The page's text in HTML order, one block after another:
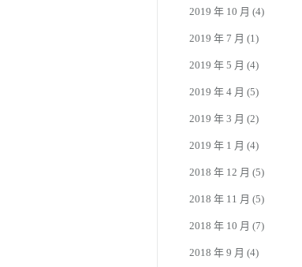
2019 年 10 月 (4)
2019 年 7 月 (1)
2019 年 5 月 (4)
2019 年 4 月 (5)
2019 年 3 月 (2)
2019 年 1 月 (4)
2018 年 12 月 (5)
2018 年 11 月 (5)
2018 年 10 月 (7)
2018 年 9 月 (4)